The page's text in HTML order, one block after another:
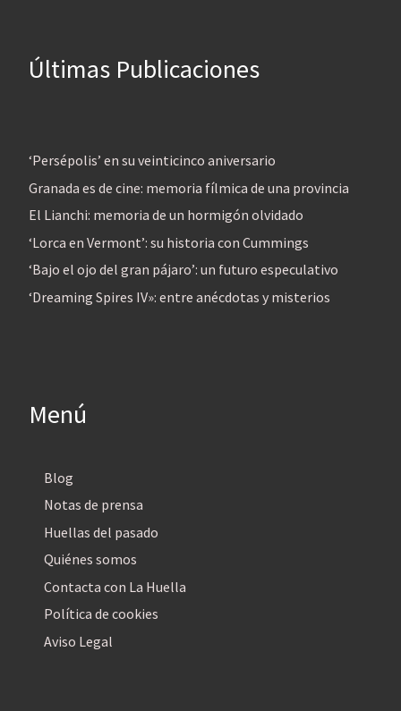
Últimas Publicaciones
‘Persépolis’ en su veinticinco aniversario
Granada es de cine: memoria fílmica de una provincia
El Lianchi: memoria de un hormigón olvidado
‘Lorca en Vermont’: su historia con Cummings
‘Bajo el ojo del gran pájaro’: un futuro especulativo
‘Dreaming Spires IV»: entre anécdotas y misterios
Menú
Blog
Notas de prensa
Huellas del pasado
Quiénes somos
Contacta con La Huella
Política de cookies
Aviso Legal